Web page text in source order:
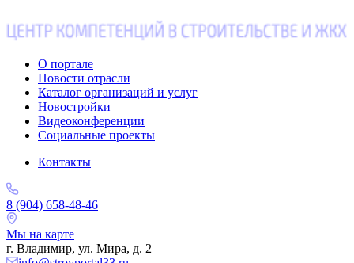
О портале
Новости отрасли
Каталог организаций и услуг
Новостройки
Видеоконференции
Социальные проекты
Контакты
8 (904) 658-48-46
Мы на карте
г. Владимир, ул. Мира, д. 2